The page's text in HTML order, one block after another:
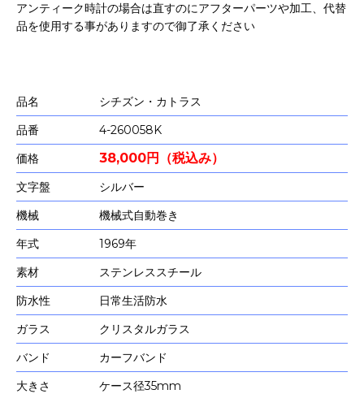
アンティーク時計の場合は直すのにアフターパーツや加工、代替
品を使用する事がありますので御了承ください
品名
シチズン・カトラス
品番
4-260058K
価格
38,000円（税込み）
文字盤
シルバー
機械
機械式自動巻き
年式
1969年
素材
ステンレススチール
防水性
日常生活防水
ガラス
クリスタルガラス
バンド
カーフバンド
大きさ
ケース径35mm